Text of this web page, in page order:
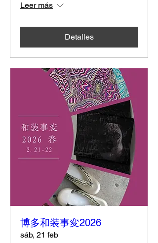
Leer más
Detalles
博多和装事変2026
sáb, 21 feb